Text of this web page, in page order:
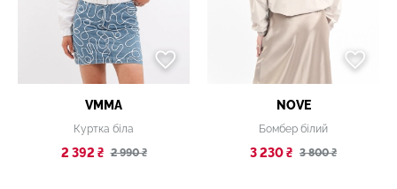
VMMA
Куртка біла
2 392 ₴ 2 990 ₴
NOVE
Бомбер білий
3 230 ₴ 3 800 ₴